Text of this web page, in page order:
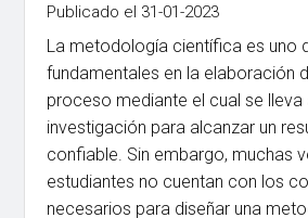
Publicado el 31-01-2023
La metodología científica es uno
fundamentales en la elaboración
proceso mediante el cual se lleva
investigación para alcanzar un
confiable. Sin embargo, muchas
estudiantes no cuentan con los
necesarios para diseñar una